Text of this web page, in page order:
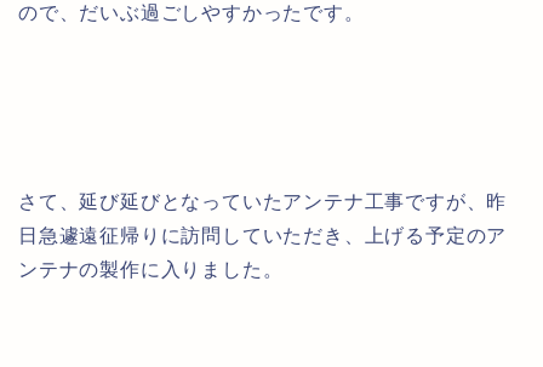
ので、だいぶ過ごしやすかったです。
さて、延び延びとなっていたアンテナ工事ですが、昨
日急遽遠征帰りに訪問していただき、上げる予定のア
ンテナの製作に入りました。